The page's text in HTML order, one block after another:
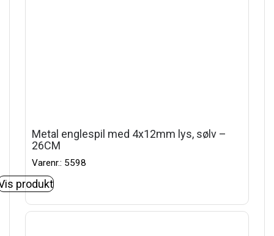
Metal englespil med 4x12mm lys, sølv –
26CM
Varenr.: 5598
produkt